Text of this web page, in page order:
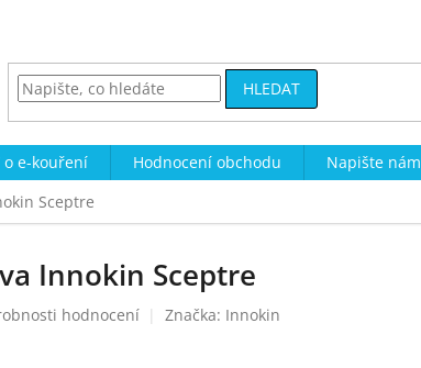
HLEDAT
o e-kouření Hodnocení obchodu Napište nám
Sceptre
Innokin Sceptre
hodnocení Značka: Innokin